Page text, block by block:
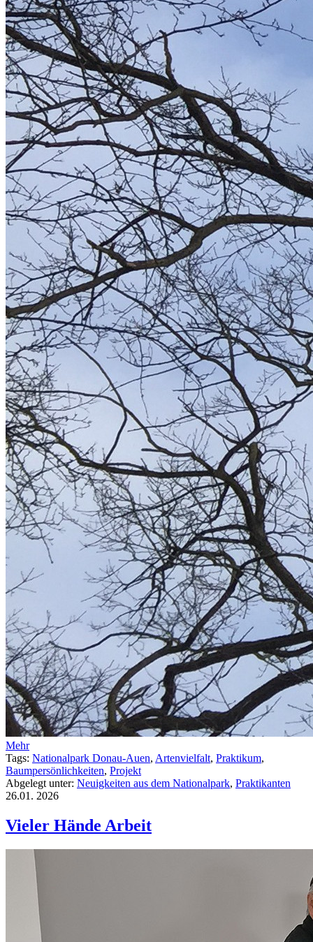
Mehr
Tags: Nationalpark Donau-Auen, Artenvielfalt, Praktikum,
Baumpersönlichkeiten, Projekt
Abgelegt unter: Neuigkeiten aus dem Nationalpark, Praktikanten
26.01. 2026
Vieler Hände Arbeit